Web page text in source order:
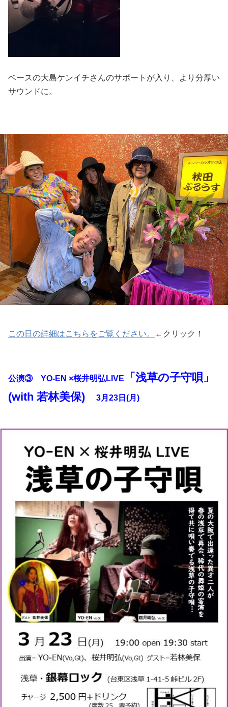
ベースの大島ケンイチさんのサポートが入り、より分厚い
サウンドに。
この日の詳細はこちらをご覧ください。 ←クリック！
公演③ YO-EN ×桜井明弘LIVE
「浅草の子守唄」
(with 若林美保)
3月23日(月)